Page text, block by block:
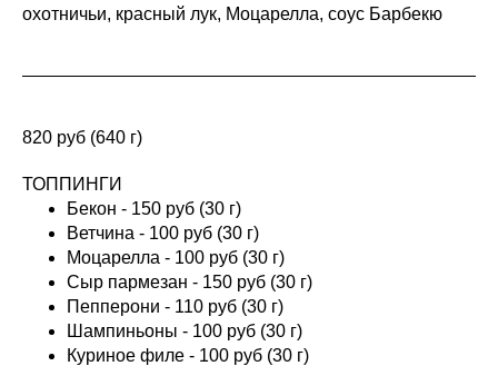
охотничьи, красный лук, Моцарелла, соус Барбекю
820 руб (640 г)
ТОППИНГИ
Бекон - 150 руб (30 г)
Ветчина - 100 руб (30 г)
Моцарелла - 100 руб (30 г)
Сыр пармезан - 150 руб (30 г)
Пепперони - 110 руб (30 г)
Шампиньоны - 100 руб (30 г)
Куриное филе - 100 руб (30 г)